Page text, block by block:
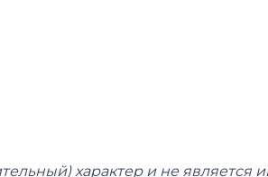
характер и не является